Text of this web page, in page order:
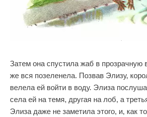
Затем она спустила жаб в прозрачную
же вся позеленела. Позвав Элизу,
велела ей войти в воду. Элиза
села ей на темя, другая на лоб, а
Элиза даже не заметила этого, и, как